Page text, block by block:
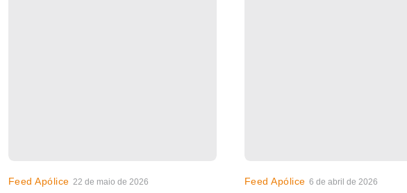
Feed Apólice 22 de maio de 2026 Feed Apólice 6 de abril de 2026